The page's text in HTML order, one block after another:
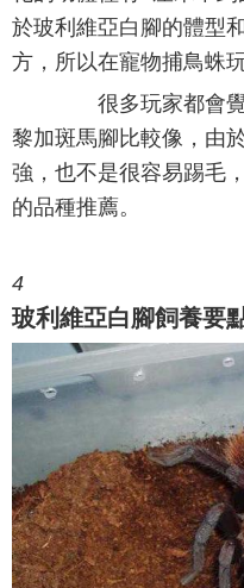
於玻利維亞白腳的體型
方，所以在寵物捕鳥蛛
很多玩家都會覺
黎加斑馬腳比較像，由
強，也不是很容易踢毛
的品種推薦。
4
玻利維亞白腳飼養要